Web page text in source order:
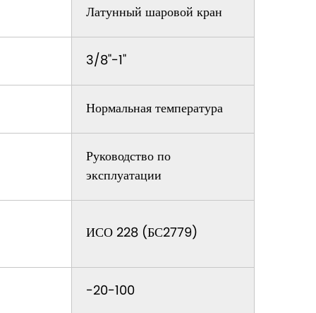
Латунный шаровой кран
3/8"-1"
Нормальная температура
Руководство по
эксплуатации
ИСО 228 (БС2779)
-20-100